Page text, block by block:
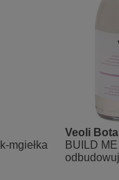
do wchłonięcia.
Capric/
Maltooligosyl
Gum, Silica,
mgiełka
Veoli
BUILD